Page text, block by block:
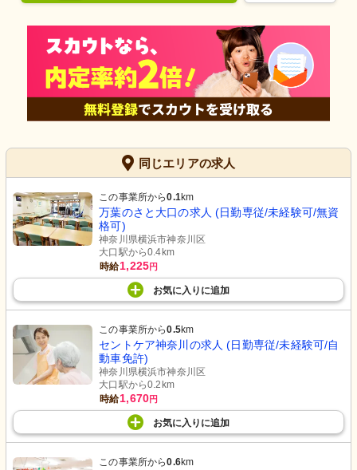
同じエリアの求人
この事業所から0.1km
万葉のさと大口の求人 (日勤専従/未経験可/無資
格可)
神奈川県横浜市神奈川区
大口駅から0.4km
時給1,225円
お気に入り に追加
この事業所から0.5km
セントケア神奈川の求人 (日勤専従/未経験可/自
動車免許)
神奈川県横浜市神奈川区
大口駅から0.2km
時給1,670円
お気に入り に追加
この事業所から0.6km